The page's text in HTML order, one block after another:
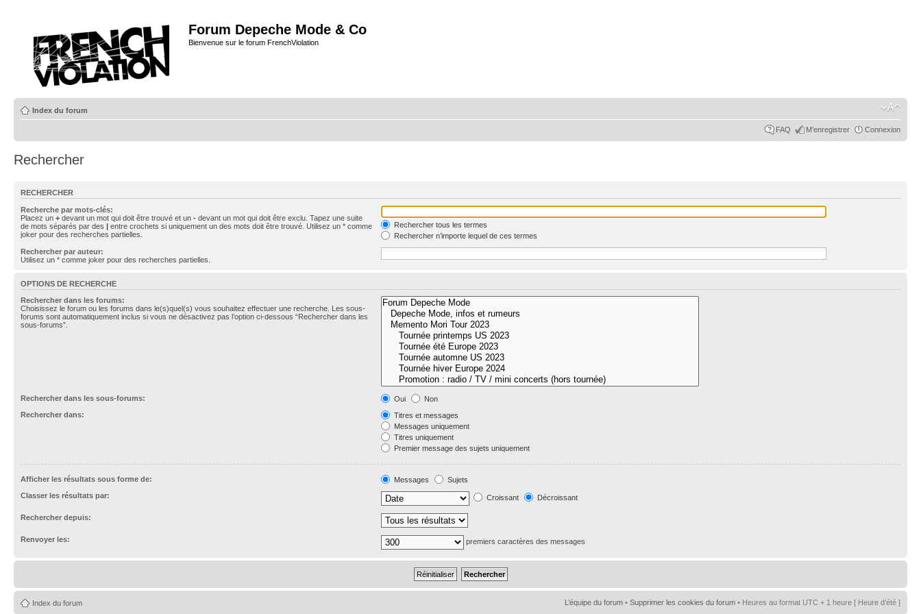
Forum Depeche Mode & Co
Bienvenue sur le forum FrenchViolation
Index du forum
FAQ M’enregistrer Connexion
Rechercher
RECHERCHER
Recherche par mots-clés:
Placez un + devant un mot qui doit être trouvé et un - devant un mot qui doit être exclu. Tapez une suite
de mots séparés par des | entre crochets si uniquement un des mots doit être trouvé. Utilisez un * comme
joker pour des recherches partielles.
Rechercher tous les termes
Rechercher n’importe lequel de ces termes
Rechercher par auteur:
Utilisez un * comme joker pour des recherches partielles.
OPTIONS DE RECHERCHE
Rechercher dans les forums:
Choisissez le forum ou les forums dans le(s)quel(s) vous souhaitez effectuer une recherche. Les sous-
forums sont automatiquement inclus si vous ne désactivez pas l’option ci-dessous “Rechercher dans les
sous-forums”.
Rechercher dans les sous-forums: Oui
Non
Rechercher dans:
Titres et messages
Messages uniquement
Titres uniquement
Premier message des sujets uniquement
Afficher les résultats sous forme de: Messages
Sujets
Classer les résultats par:
Croissant Décroissant
Rechercher depuis:
Renvoyer les: premiers caractères des messages
Index du forum L’équipe du forum • Supprimer les cookies du forum • Heures au format UTC + 1 heure [ Heure d’été ]